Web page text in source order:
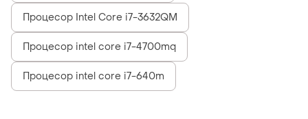
Процесор Intel Core i7-3632QM
Процесор intel core i7-4700mq
Процесор intel core i7-640m